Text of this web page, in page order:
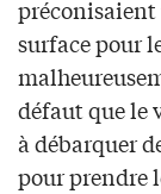
préconisaient
surface pour
défaut que le
à débarquer
pour prendre